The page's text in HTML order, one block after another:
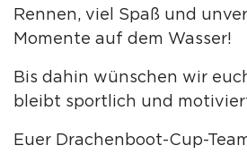
Rennen, viel Spaß und
Momente auf dem Wasser!
Bis dahin wünschen wir
bleibt sportlich und
Euer Drachenboot-Cup-